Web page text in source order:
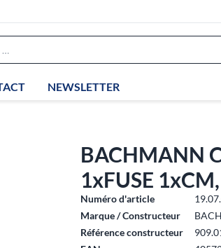
NEWSLETTER
BACHMANN
1xFUSE 1xCM,
Numéro d'article
Marque / Constructeur
Référence constructeur